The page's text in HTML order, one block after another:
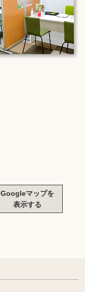
Googleマップを
表示する